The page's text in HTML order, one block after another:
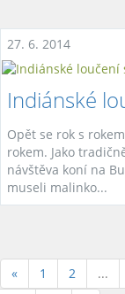
27. 6. 2014
Indiánské
Opět se rok s
rokem. Jako
návštěva koní na
museli malinko...
« 1 2 ...